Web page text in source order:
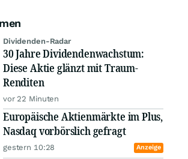
Dividenden-Radar
30 Jahre Dividendenwachstum:
Diese Aktie glänzt mit Traum-
Renditen
vor 22 Minuten
Europäische Aktienmärkte im Plus,
Nasdaq vorbörslich gefragt
gestern 10:28 Anzeige